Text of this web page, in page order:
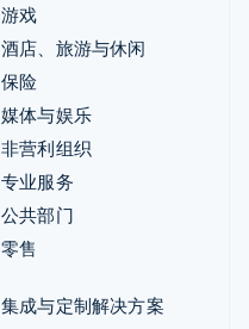
游戏
酒店、旅游与休闲
保险
媒体与娱乐
非营利组织
专业服务
公共部门
零售
集成与定制解决方案